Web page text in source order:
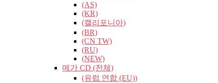
(AS)
(KR)
(캘리포니아)
(BR)
(CN TW)
(RU)
(NEW)
메가 CD (전체)
(유럽​​ 연합 (EU))